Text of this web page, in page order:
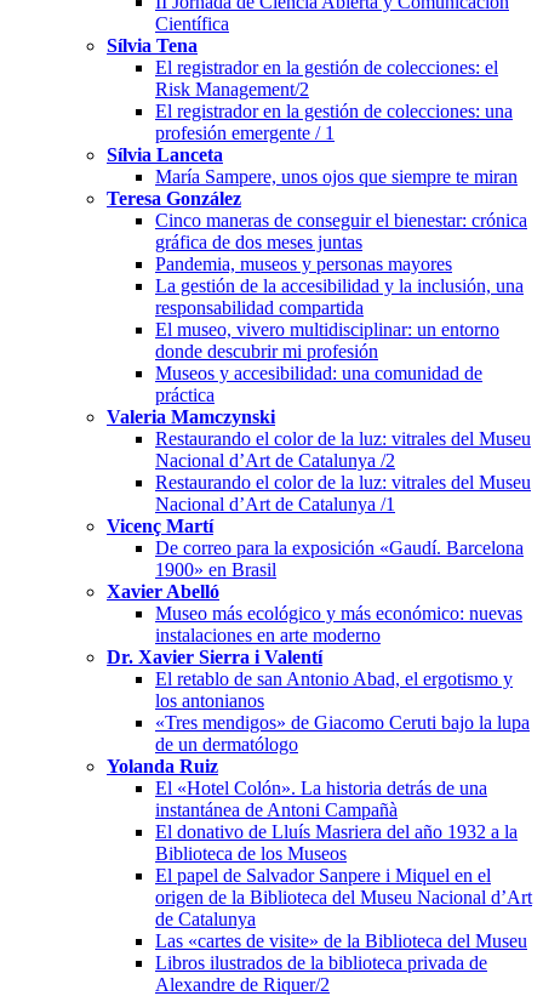
Científica
Sílvia Tena
El registrador en la gestión de colecciones: el
Risk Management/2
El registrador en la gestión de colecciones: una
profesión emergente / 1
Sílvia Lanceta
María Sampere, unos ojos que siempre te miran
Teresa González
Cinco maneras de conseguir el bienestar: crónica
gráfica de dos meses juntas
Pandemia, museos y personas mayores
La gestión de la accesibilidad y la inclusión, una
responsabilidad compartida
El museo, vivero multidisciplinar: un entorno
donde descubrir mi profesión
Museos y accesibilidad: una comunidad de
práctica
Valeria Mamczynski
Restaurando el color de la luz: vitrales del Museu
Nacional d’Art de Catalunya /2
Restaurando el color de la luz: vitrales del Museu
Nacional d’Art de Catalunya /1
Vicenç Martí
De correo para la exposición «Gaudí. Barcelona
1900» en Brasil
Xavier Abelló
Museo más ecológico y más económico: nuevas
instalaciones en arte moderno
Dr. Xavier Sierra i Valentí
El retablo de san Antonio Abad, el ergotismo y
los antonianos
«Tres mendigos» de Giacomo Ceruti bajo la lupa
de un dermatólogo
Yolanda Ruiz
El «Hotel Colón». La historia detrás de una
instantánea de Antoni Campañà
El donativo de Lluís Masriera del año 1932 a la
Biblioteca de los Museos
El papel de Salvador Sanpere i Miquel en el
origen de la Biblioteca del Museu Nacional d’Art
de Catalunya
Las «cartes de visite» de la Biblioteca del Museu
Libros ilustrados de la biblioteca privada de
Alexandre de Riquer/2